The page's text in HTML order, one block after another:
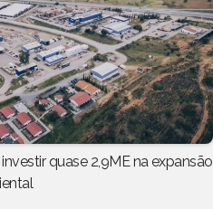
quase 2,9ME na expansão